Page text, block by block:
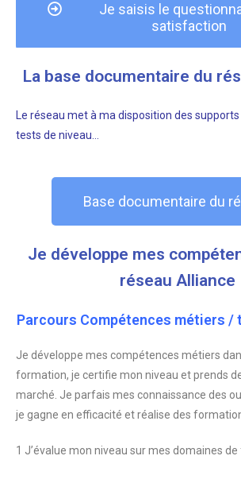
Je saisis le
satisfaction
La base documentaire du
Le réseau met à ma disposition des
tests de niveau…
Base documentaire du
Je développe mes
réseau Alliance
Parcours Compétences métiers /
Je développe mes compétences métiers
formation, je certifie mon niveau et prends
marché. Je parfais mes connaissance des
je gagne en efficacité et réalise des
1 J’évalue mon niveau sur mes domaines